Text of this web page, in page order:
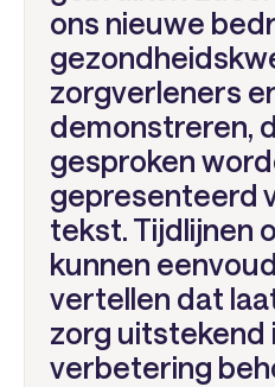
ons nieuwe
zorgverleners
demonstreren,
gesproken
gepresenteerd
tekst. Tijdlijnen
kunnen
vertellen dat
zorg uitstekend
verbetering